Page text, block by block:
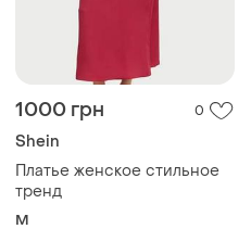
1000 грн 0
Shein
Платье женское стильное
тренд
M